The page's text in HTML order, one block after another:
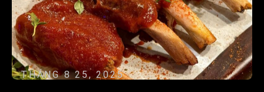
THÁNG 8 25, 2025